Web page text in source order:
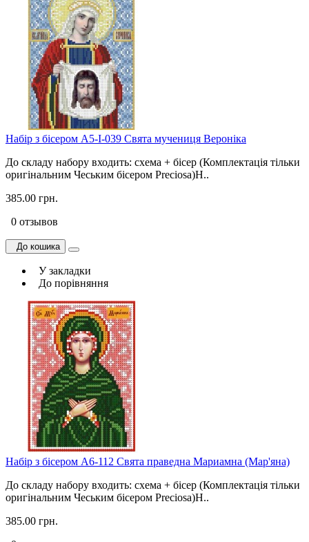
Набір з бісером А5-І-039 Свята мучениця Вероніка
До складу набору входить: схема + бісер (Комплектація тільки
оригінальним Чеським бісером Preciosa)Н..
385.00 грн.
0 отзывов
До кошика
У закладки
До порівняння
Набір з бісером А6-112 Свята праведна Мариамна (Мар'яна)
До складу набору входить: схема + бісер (Комплектація тільки
оригінальним Чеським бісером Preciosa)Н..
385.00 грн.